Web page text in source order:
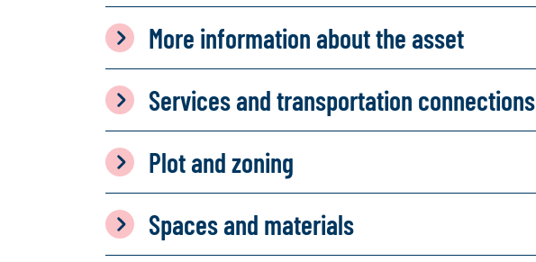
More information about the asset
Services and transportation connections
Plot and zoning
Spaces and materials